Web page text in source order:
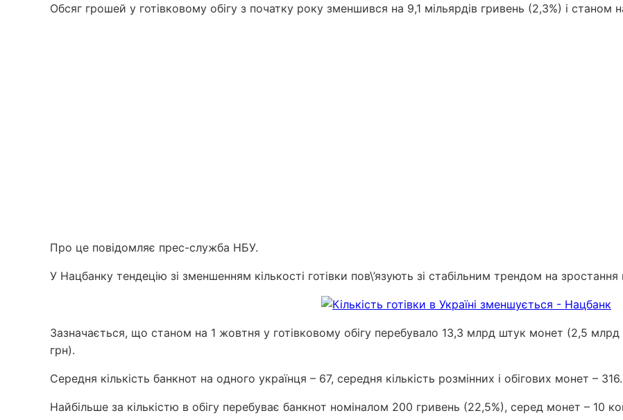
Обсяг грошей у готівковому обігу з початку року зменшився на 9,1 мільярдів гривень (2,3%) і станом
Про це повідомляє прес-служба НБУ.
У Нацбанку тендецію зі зменшенням кількості готівки пов\’язують зі стабільним трендом на зростання
Зазначається, що станом на 1 жовтня у готівковому обігу перебувало 13,3 млрд штук монет (2,5
грн).
Середня кількість банкнот на одного українця – 67, середня кількість розмінних і обігових монет – 316.
Найбільше за кількістю в обігу перебуває банкнот номіналом 200 гривень (22,5%), серед монет – 10